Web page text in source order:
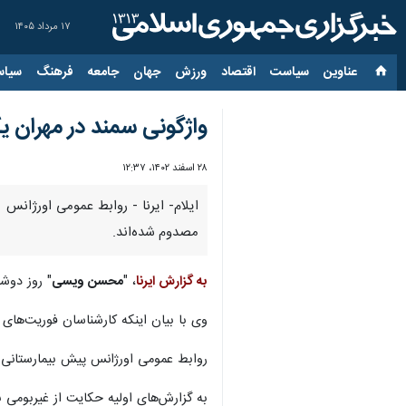
۱۷ مرداد ۱۴۰۵
عناوین‌ سیاست اقتصاد ورزش جهان جامعه فرهنگ
واژگونی سمند در
۲۸ اسفند ۱۴۰۲، ۱۲:۳۷